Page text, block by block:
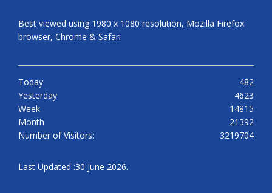
Best viewed using 1980 x 1080 resolution, Mozilla Firefox
browser, Chrome & Safari
Today
482
Yesterday
4623
Week
14815
Month
21392
Number of Visitors:
3219704
Last Updated :30 June 2026.